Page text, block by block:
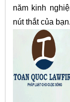
năm kinh
nút thắt của bạn.